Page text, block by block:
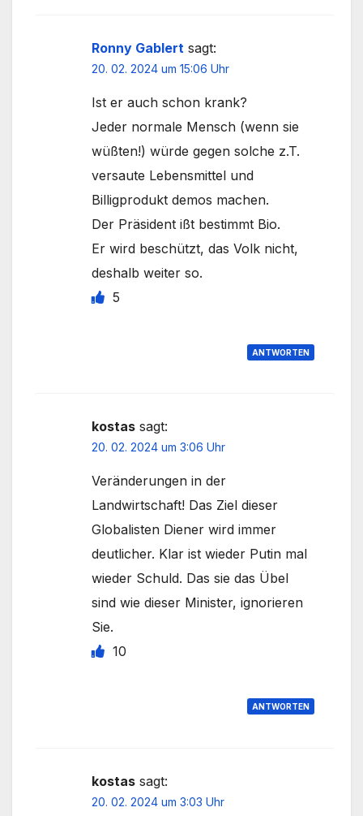
Ronny Gablert sagt:
20. 02. 2024 um 15:06 Uhr
Ist er auch schon krank?
Jeder normale Mensch (wenn sie
wüßten!) würde gegen solche z.T.
versaute Lebensmittel und
Billigprodukt demos machen.
Der Präsident ißt bestimmt Bio.
Er wird beschützt, das Volk nicht,
deshalb weiter so.
5
ANTWORTEN
kostas sagt:
20. 02. 2024 um 3:06 Uhr
Veränderungen in der
Landwirtschaft! Das Ziel dieser
Globalisten Diener wird immer
deutlicher. Klar ist wieder Putin mal
wieder Schuld. Das sie das Übel
sind wie dieser Minister, ignorieren
Sie.
10
ANTWORTEN
kostas sagt:
20. 02. 2024 um 3:03 Uhr